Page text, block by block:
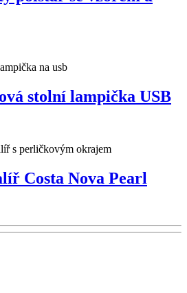
stolní lampička USB
Costa Nova Pearl